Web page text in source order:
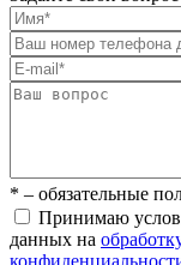
* – обязательные
Принимаю
данных на